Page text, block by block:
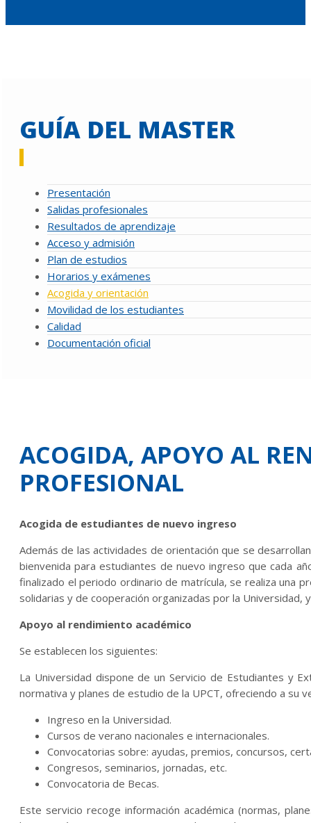
GUÍA DEL MASTER
Presentación
Salidas profesionales
Resultados de aprendizaje
Acceso y admisión
Plan de estudios
Horarios y exámenes
Acogida y orientación
Movilidad de los estudiantes
Calidad
Documentación oficial
ACOGIDA, APOYO AL
PROFESIONAL
Acogida de estudiantes de nuevo ingreso
Además de las actividades de orientación que se
bienvenida para estudiantes de nuevo ingreso que cada
finalizado el periodo ordinario de matrícula, se realiza una
solidarias y de cooperación organizadas por la
Apoyo al rendimiento académico
Se establecen los siguientes:
La Universidad dispone de un Servicio de Estudiantes y
normativa y planes de estudio de la UPCT, ofreciendo a su
Ingreso en la Universidad.
Cursos de verano nacionales e internacionales.
Convocatorias sobre: ayudas, premios, concursos,
Congresos, seminarios, jornadas, etc.
Convocatoria de Becas.
Este servicio recoge información académica (normas,